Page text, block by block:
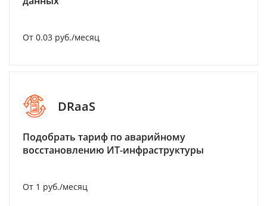
От 0.03 руб./месяц
DRaaS
Подобрать тариф по аварийному
восстановлению ИТ-инфраструктуры
От 1 руб./месяц